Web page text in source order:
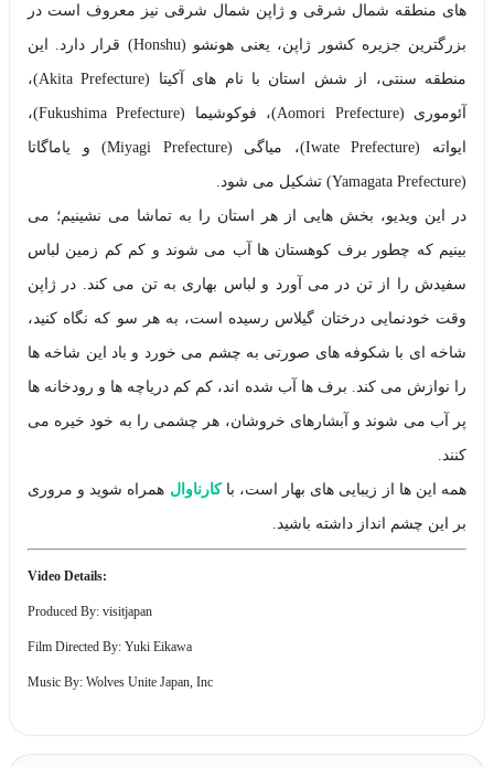
های منطقه شمال شرقی و ژاپن شمال شرقی نیز معروف است در
بزرگترین جزیره کشور ژاپن، یعنی هونشو (Honshu) قرار دارد. این
منطقه سنتی، از شش استان با نام های آکیتا (Akita Prefecture)،
آئوموری (Aomori Prefecture)، فوکوشیما (Fukushima Prefecture)،
ایواته (Iwate Prefecture)، میاگی (Miyagi Prefecture) و یاماگاتا
(Yamagata Prefecture) تشکیل می شود.
در این ویدیو، بخش هایی از هر استان را به تماشا می نشینیم؛ می
بینیم که چطور برف کوهستان ها آب می شوند و کم کم زمین لباس
سفیدش را از تن در می آورد و لباس بهاری به تن می کند. در ژاپن
وقت خودنمایی درختان گیلاس رسیده است، به هر سو که نگاه کنید،
شاخه ای با شکوفه های صورتی به چشم می خورد و باد این شاخه ها
را نوازش می کند. برف ها آب شده اند، کم کم دریاچه ها و رودخانه ها
پر آب می شوند و آبشارهای خروشان، هر چشمی را به خود خیره می
کنند.
همه این ها از زیبایی های بهار است، باکارناوال همراه شوید و مروری
بر این چشم انداز داشته باشید.
:Video Details
Produced By: visitjapan
Film Directed By: Yuki Eikawa
Music By: Wolves Unite Japan, Inc